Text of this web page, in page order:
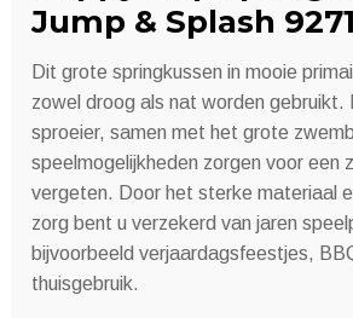
Jump & Splash 9271
Dit grote springkussen in mooie
zowel droog als nat worden gebruikt.
sproeier, samen met het grote
speelmogelijkheden zorgen voor een
vergeten. Door het sterke materiaal
zorg bent u verzekerd van jaren
bijvoorbeeld verjaardagsfeestjes,
thuisgebruik.